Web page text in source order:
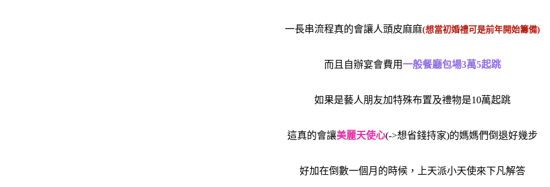
一長串流程真的會讓人頭皮麻麻(想當初婚禮可是前年開始籌備)
而且自辦宴會費用一般餐廳包場3萬5起跳
如果是藝人朋友加特殊布置及禮物是10萬起跳
這真的會讓美麗天使心(->想省錢持家)的媽媽們倒退好幾步
好加在倒數一個月的時候，上天派小天使來下凡解答